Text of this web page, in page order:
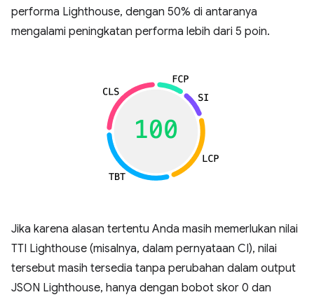
performa Lighthouse, dengan 50% di antaranya
mengalami peningkatan performa lebih dari 5 poin.
Jika karena alasan tertentu Anda masih memerlukan nilai
TTI Lighthouse (misalnya, dalam pernyataan CI), nilai
tersebut masih tersedia tanpa perubahan dalam output
JSON Lighthouse, hanya dengan bobot skor 0 dan